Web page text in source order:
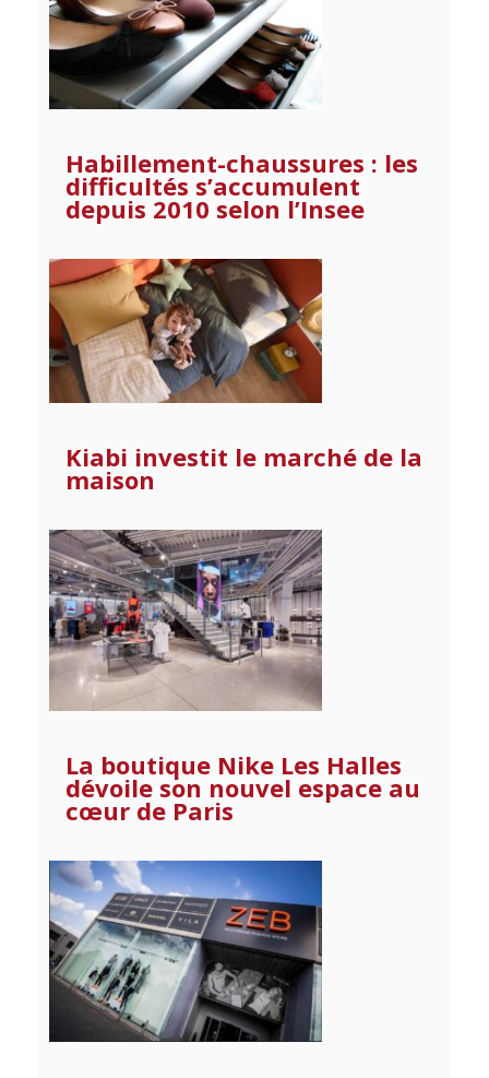
Habillement-chaussures : les
difficultés s’accumulent
depuis 2010 selon l’Insee
Kiabi investit le marché de la
maison
La boutique Nike Les Halles
dévoile son nouvel espace au
cœur de Paris